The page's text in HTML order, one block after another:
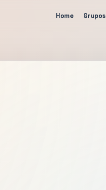
Home Grupos